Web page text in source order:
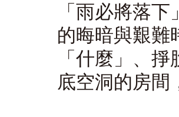
「雨必將落
的晦暗與艱難
「什麼」、
底空洞的房間